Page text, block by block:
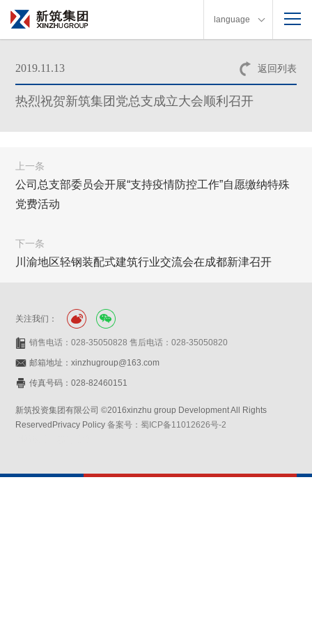
language
返回列表
2019.11.13
热烈祝贺新筑集团党总支成立大会顺利召开
上一条
公司总支部委员会开展“支持疫情防控工作”自愿缴纳特殊
党费活动
下一条
川渝地区轻钢装配式建筑行业交流会在成都新津召开
关注我们：
销售电话：028-35050828 售后电话：028-35050820
邮箱地址：xinzhugroup@163.com
传真号码：028-82460151
新筑投资集团有限公司 ©2016xinzhu group Development All Rights
ReservedPrivacy Policy备案号：蜀ICP备11012626号-2